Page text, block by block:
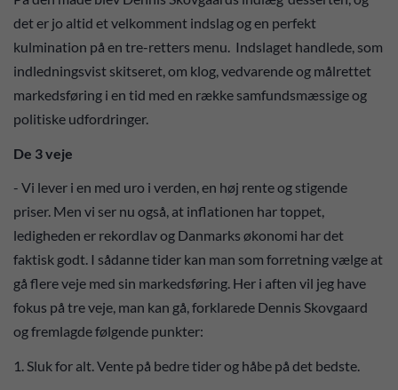
det er jo altid et velkomment indslag og en perfekt
kulmination på en tre-retters menu. Indslaget handlede, som
indledningsvist skitseret, om klog, vedvarende og målrettet
markedsføring i en tid med en række samfundsmæssige og
politiske udfordringer.
De 3 veje
- Vi lever i en med uro i verden, en høj rente og stigende
priser. Men vi ser nu også, at inflationen har toppet,
ledigheden er rekordlav og Danmarks økonomi har det
faktisk godt. I sådanne tider kan man som forretning vælge at
gå flere veje med sin markedsføring. Her i aften vil jeg have
fokus på tre veje, man kan gå, forklarede Dennis Skovgaard
og fremlagde følgende punkter:
1. Sluk for alt. Vente på bedre tider og håbe på det bedste.